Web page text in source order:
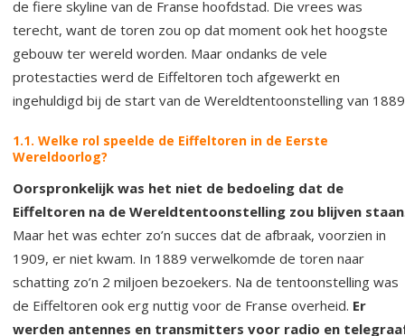
de fiere skyline van de Franse hoofdstad. Die vrees was
terecht, want de toren zou op dat moment ook het hoogste
gebouw ter wereld worden. Maar ondanks de vele
protestacties werd de Eiffeltoren toch afgewerkt en
ingehuldigd bij de start van de Wereldtentoonstelling van
1.1. Welke rol speelde de Eiffeltoren in de Eerste
Wereldoorlog?
Oorspronkelijk was het niet de bedoeling dat de
Eiffeltoren na de Wereldtentoonstelling zou blijven staan
Maar het was echter zo’n succes dat de afbraak, voorzien in
1909, er niet kwam. In 1889 verwelkomde de toren naar
schatting zo’n 2 miljoen bezoekers. Na de tentoonstelling was
de Eiffeltoren ook erg nuttig voor de Franse overheid. Er
werden antennes en transmitters voor radio en